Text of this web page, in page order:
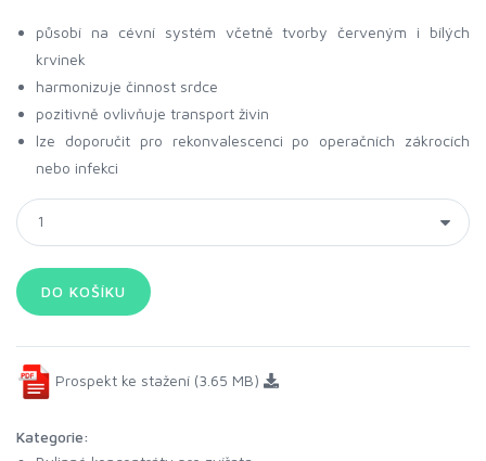
působí na cévní systém včetně tvorby červeným i bílých
krvinek
harmonizuje činnost srdce
pozitivně ovlivňuje transport živin
lze doporučit pro rekonvalescenci po operačních zákrocích
nebo infekci
Prospekt ke stažení (3.65 MB)
Kategorie: